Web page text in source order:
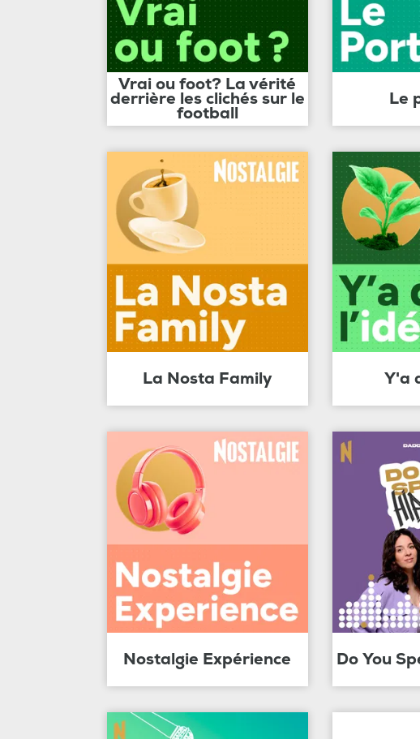
Vrai ou foot? La vérité
derrière les clichés sur le
football
Le
La Nosta Family Y'a
Nostalgie Expérience Do You